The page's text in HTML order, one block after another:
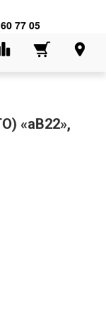
77 05
«аВ22»,